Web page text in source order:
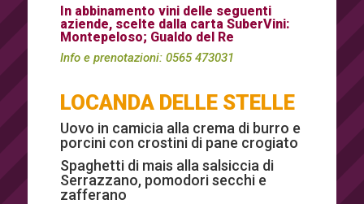
In abbinamento vini delle seguenti
aziende, scelte dalla carta SuberVini:
Montepeloso; Gualdo del Re
Info e prenotazioni: 0565 473031
LOCANDA DELLE STELLE
Uovo in camicia alla crema di burro e
porcini con crostini di pane crogiato
Spaghetti di mais alla salsiccia di
Serrazzano, pomodori secchi e
zafferano